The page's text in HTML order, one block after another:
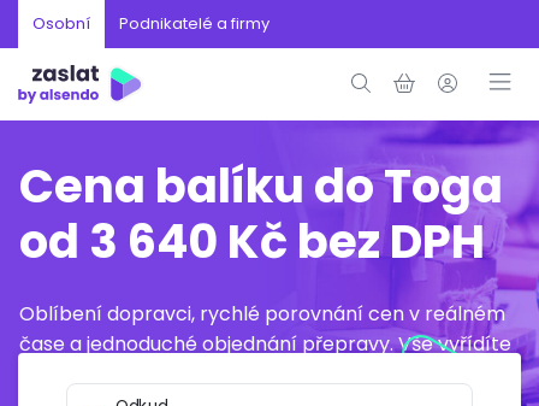
Osobní Podnikatelé a firmy
Cena balíku do Toga
od 3 640 Kč bez DPH
Oblíbení dopravci, rychlé porovnání cen v reálném
čase a jednoduché objednání přepravy. Vše vyřídíte